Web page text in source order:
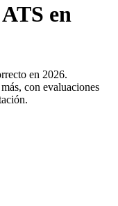
en
en 2026.
con evaluaciones